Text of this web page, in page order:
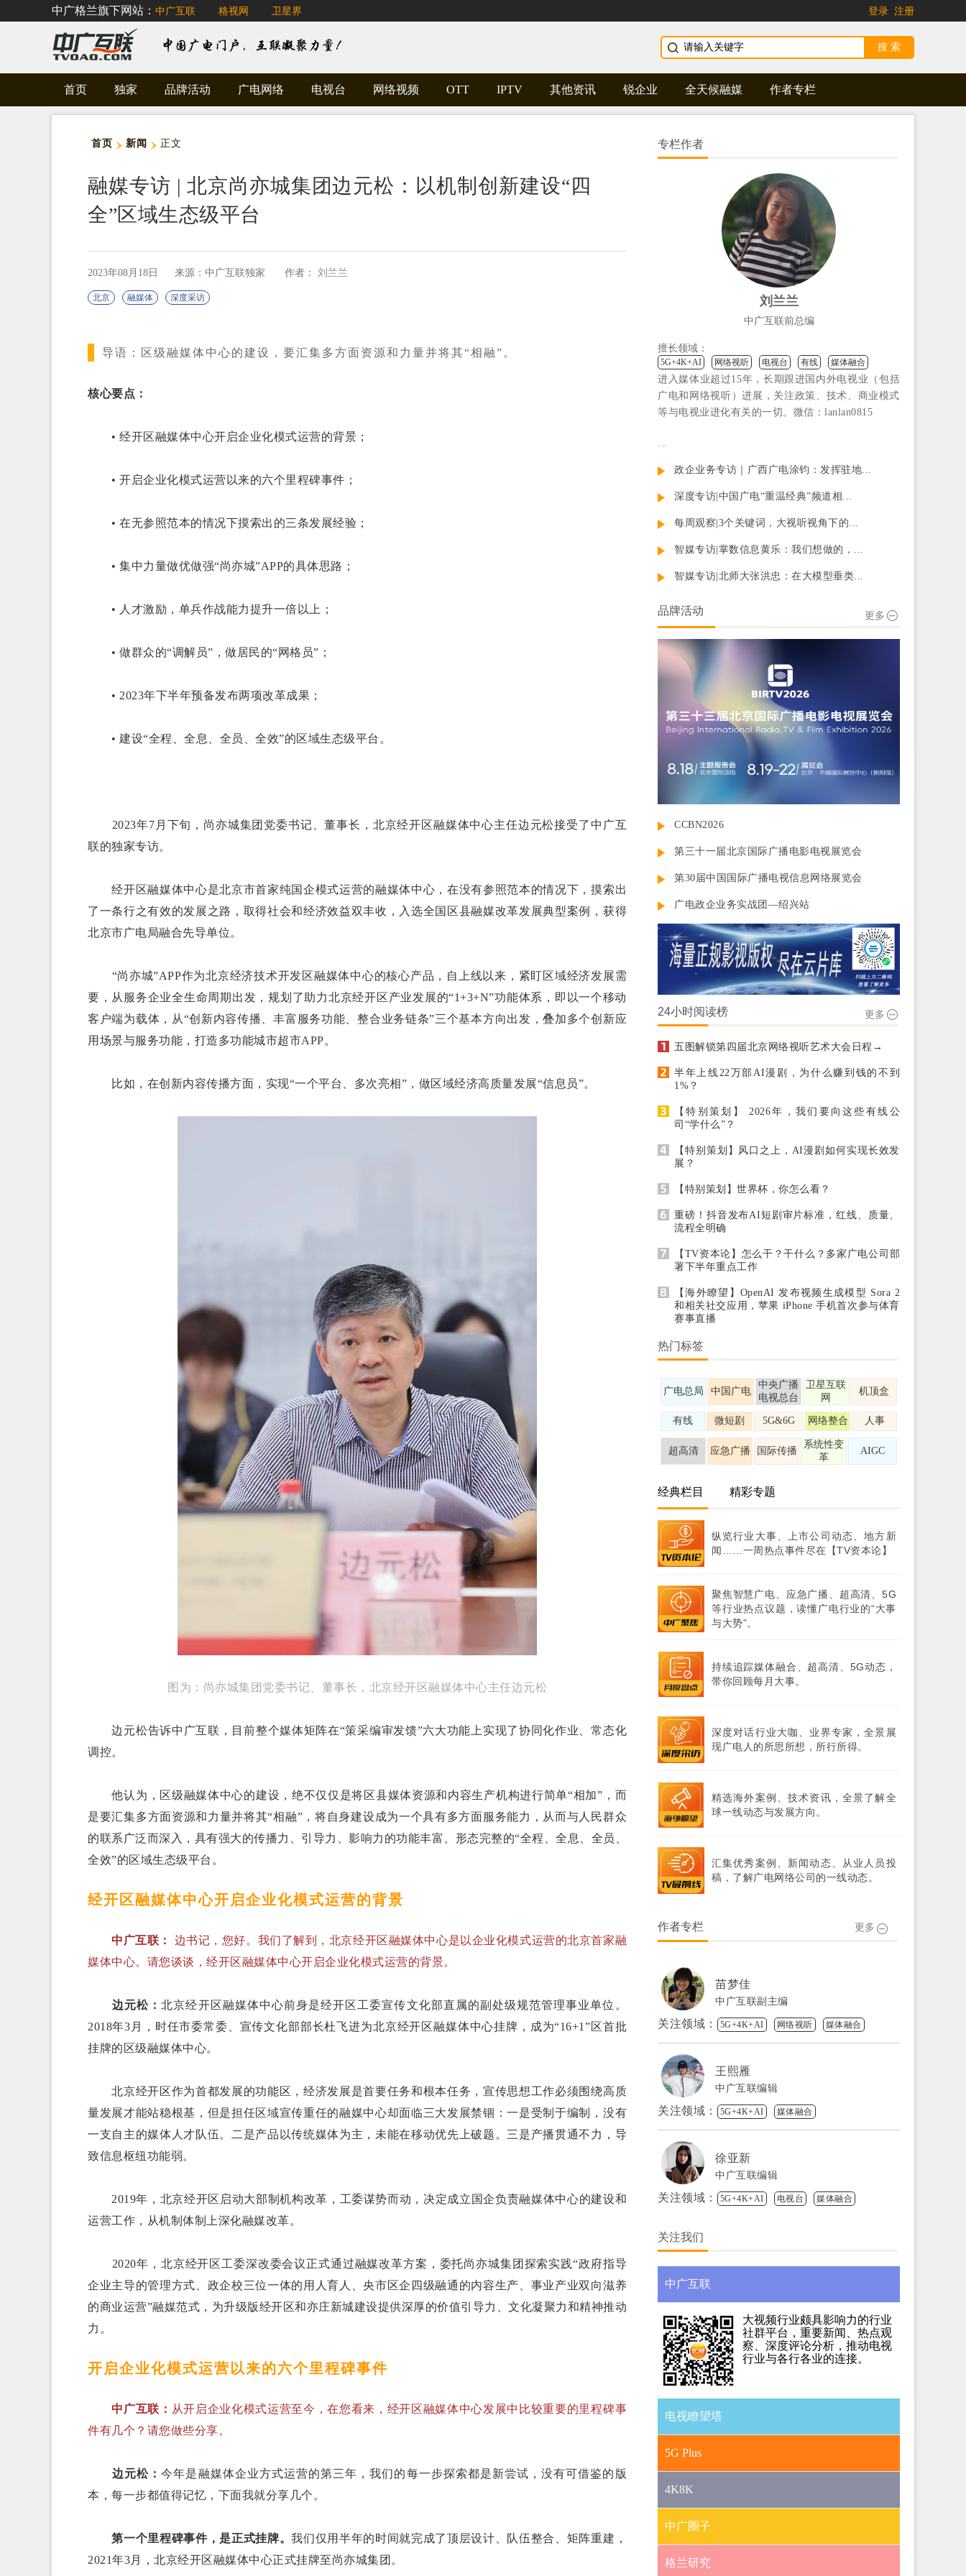
中广格兰旗下网站： 中广互联 格视网 卫星界 登录 注册
首页 独家 品牌活动 广电网络 电视台 网络视频 OTT IPTV 其他资讯 锐企业 全天候融媒 作者专栏
首页 新闻 正文
融媒专访 | 北京尚亦城集团边元松：以机制创新建设“四
全”区域生态级平台
2023年08月18日 来源：中广互联独家 作者： 刘兰兰
北京 融媒体 深度采访
导语： 区级融媒体中心的建设，要汇集多方面资源和力量并将其“相融”。
核心要点：
• 经开区融媒体中心开启企业化模式运营的背景；
• 开启企业化模式运营以来的六个里程碑事件；
• 在无参照范本的情况下摸索出的三条发展经验；
• 集中力量做优做强“尚亦城”APP的具体思路；
• 人才激励，单兵作战能力提升一倍以上；
• 做群众的“调解员”，做居民的“网格员”；
• 2023年下半年预备发布两项改革成果；
• 建设“全程、全息、全员、全效”的区域生态级平台。
2023年7月下旬，尚亦城集团党委书记、董事长，北京经开区融媒体中心主任边元松接受了中广互
联的独家专访。
经开区融媒体中心是北京市首家纯国企模式运营的融媒体中心，在没有参照范本的情况下，摸索出
了一条行之有效的发展之路，取得社会和经济效益双丰收，入选全国区县融媒改革发展典型案例，获得
北京市广电局融合先导单位。
“尚亦城”APP作为北京经济技术开发区融媒体中心的核心产品，自上线以来，紧盯区域经济发展需
要，从服务企业全生命周期出发，规划了助力北京经开区产业发展的“1+3+N”功能体系，即以一个移动
客户端为载体，从“创新内容传播、丰富服务功能、整合业务链条”三个基本方向出发，叠加多个创新应
用场景与服务功能，打造多功能城市超市APP。
比如，在创新内容传播方面，实现“一个平台、多次亮相”，做区域经济高质量发展“信息员”。
图为：尚亦城集团党委书记、董事长，北京经开区融媒体中心主任边元松
边元松告诉中广互联，目前整个媒体矩阵在“策采编审发馈”六大功能上实现了协同化作业、常态化
调控。
他认为，区级融媒体中心的建设，绝不仅仅是将区县媒体资源和内容生产机构进行简单“相加”，而
是要汇集多方面资源和力量并将其“相融”，将自身建设成为一个具有多方面服务能力，从而与人民群众
的联系广泛而深入，具有强大的传播力、引导力、影响力的功能丰富、形态完整的“全程、全息、全员、
全效”的区域生态级平台。
经开区融媒体中心开启企业化模式运营的背景
中广互联： 边书记，您好。我们了解到，北京经开区融媒体中心是以企业化模式运营的北京首家融
媒体中心。请您谈谈，经开区融媒体中心开启企业化模式运营的背景。
边元松：北京经开区融媒体中心前身是经开区工委宣传文化部直属的副处级规范管理事业单位。
2018年3月，时任市委常委、宣传文化部部长杜飞进为北京经开区融媒体中心挂牌，成为“16+1”区首批
挂牌的区级融媒体中心。
北京经开区作为首都发展的功能区，经济发展是首要任务和根本任务，宣传思想工作必须围绕高质
量发展才能站稳根基，但是担任区域宣传重任的融媒中心却面临三大发展禁锢：一是受制于编制，没有
一支自主的媒体人才队伍。二是产品以传统媒体为主，未能在移动优先上破题。三是产播贯通不力，导
致信息枢纽功能弱。
2019年，北京经开区启动大部制机构改革，工委谋势而动，决定成立国企负责融媒体中心的建设和
运营工作，从机制体制上深化融媒改革。
2020年，北京经开区工委深改委会议正式通过融媒改革方案，委托尚亦城集团探索实践“政府指导
企业主导的管理方式、政企校三位一体的用人育人、央市区企四级融通的内容生产、事业产业双向滋养
的商业运营”融媒范式，为升级版经开区和亦庄新城建设提供深厚的价值引导力、文化凝聚力和精神推动
力。
开启企业化模式运营以来的六个里程碑事件
中广互联： 从开启企业化模式运营至今，在您看来，经开区融媒体中心发展中比较重要的里程碑事
件有几个？请您做些分享。
边元松：今年是融媒体企业方式运营的第三年，我们的每一步探索都是新尝试，没有可借鉴的版
本，每一步都值得记忆，下面我就分享几个。
第一个里程碑事件，是正式挂牌。我们仅用半年的时间就完成了顶层设计、队伍整合、矩阵重建，
2021年3月，北京经开区融媒体中心正式挂牌至尚亦城集团。
专栏作者
刘兰兰
中广互联前总编
擅长领域：
5G+4K+AI 网络视听 电视台 有线 媒体融合
进入媒体业超过15年，长期跟进国内外电视业（包括
广电和网络视听）进展，关注政策、技术、商业模式
等与电视业进化有关的一切。微信：lanlan0815
...
政企业务专访｜广西广电涂钧：发挥驻地...
深度专访|中国广电“重温经典”频道相...
每周观察|3个关键词，大视听视角下的...
智媒专访|掌数信息黄乐：我们想做的，...
智媒专访|北师大张洪忠：在大模型垂类...
品牌活动 更多
CCBN2026
第三十一届北京国际广播电影电视展览会
第30届中国国际广播电视信息网络展览会
广电政企业务实战团—绍兴站
24小时阅读榜 更多
五图解锁第四届北京网络视听艺术大会日程→
半年上线22万部AI漫剧，为什么赚到钱的不到
1%？
【特别策划】 2026年，我们要向这些有线公
司“学什么”？
【特别策划】风口之上，AI漫剧如何实现长效发
展？
【特别策划】世界杯，你怎么看？
重磅！抖音发布AI短剧审片标准，红线、质量、
流程全明确
【TV资本论】怎么干？干什么？多家广电公司部
署下半年重点工作
【海外瞭望】OpenAI 发布视频生成模型 Sora 2
和相关社交应用，苹果 iPhone 手机首次参与体育
赛事直播
热门标签
广电总局 中国广电
中央广播
电视总台
卫星互联
网
机顶盒
有线 微短剧 5G&6G 网络整合 人事
超高清 应急广播 国际传播
系统性变
革
AIGC
经典栏目 精彩专题
纵览行业大事、上市公司动态、地方新
闻……一周热点事件尽在【TV资本论】
聚焦智慧广电、应急广播、超高清、5G
等行业热点议题，读懂广电行业的“大事
与大势”。
持续追踪媒体融合、超高清、5G动态，
带你回顾每月大事。
深度对话行业大咖、业界专家，全景展
现广电人的所思所想，所行所得。
精选海外案例、技术资讯，全景了解全
球一线动态与发展方向。
汇集优秀案例、新闻动态、从业人员投
稿，了解广电网络公司的一线动态。
作者专栏 更多
苗梦佳
中广互联副主编
关注领域： 5G+4K+AI 网络视听 媒体融合
王熙雁
中广互联编辑
关注领域： 5G+4K+AI 媒体融合
徐亚新
中广互联编辑
关注领域： 5G+4K+AI 电视台 媒体融合
关注我们
中广互联
大视频行业颇具影响力的行业
社群平台，重要新闻、热点观
察、深度评论分析，推动电视
行业与各行各业的连接。
电视瞭望塔
5G Plus
4K8K
中广圈子
格兰研究